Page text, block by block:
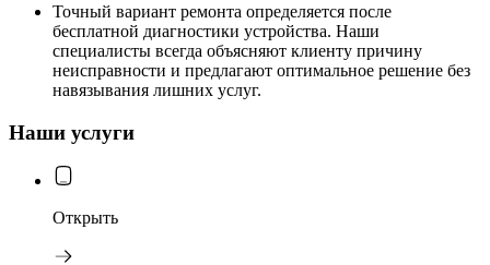
Точный вариант ремонта определяется после
бесплатной диагностики устройства. Наши
специалисты всегда объясняют клиенту причину
неисправности и предлагают оптимальное решение без
навязывания лишних услуг.
Наши услуги
Открыть